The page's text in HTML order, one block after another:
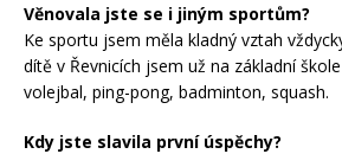
Věnovala jste se i jiným sportům?
Ke sportu jsem měla kladný vztah
dítě v Řevnicích jsem už na základní
volejbal, ping-pong, badminton, squash.
Kdy jste slavila první úspěchy?